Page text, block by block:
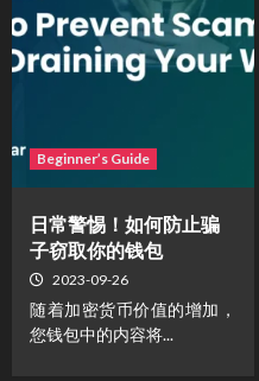
Beginner’s Guide
日常警惕！如何防止骗
子窃取你的钱包
2023-09-26
随着加密货币价值的增加，
您钱包中的内容将...